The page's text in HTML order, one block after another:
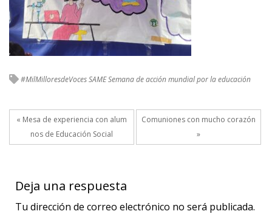
#MilMilloresdeVocesSAMESemana de acción mundial por la educación
« Mesa de experiencia con alum
nos de Educación Social
Comuniones con mucho corazón
»
Deja una respuesta
Tu dirección de correo electrónico no será publicada.